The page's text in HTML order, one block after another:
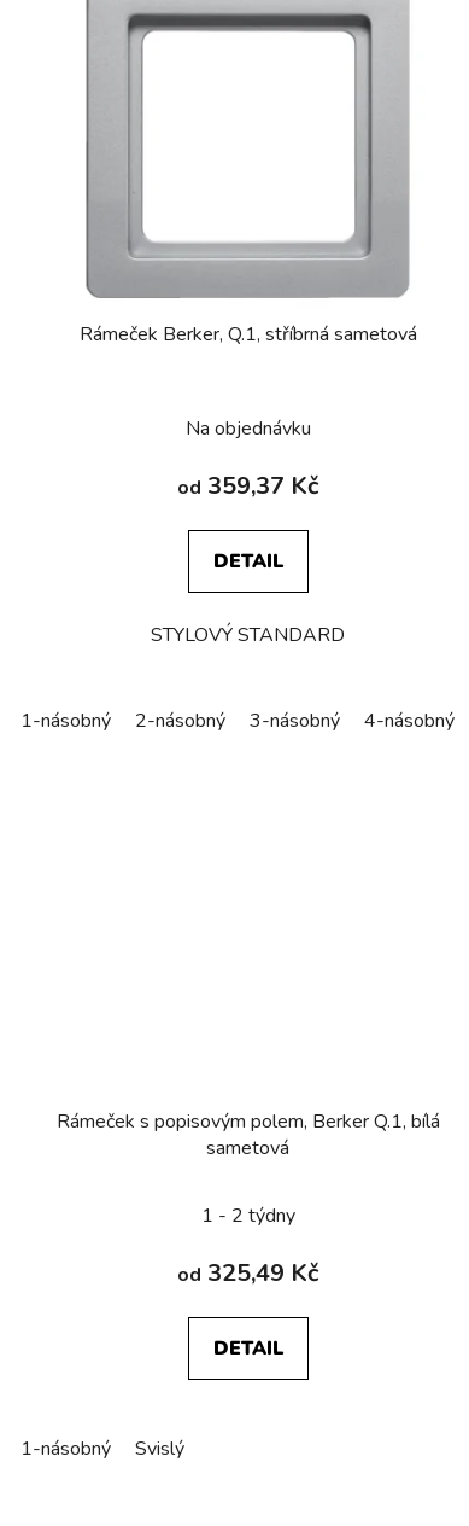
5-násobný
Rámeček Berker, Q.1, stříbrná sametová
Na objednávku
od 359,37 Kč
DETAIL
STYLOVÝ STANDARD
1-násobný 2-násobný 3-násobný 4-násobný
Rámeček s popisovým polem, Berker Q.1, bílá
sametová
1 - 2 týdny
od 325,49 Kč
DETAIL
1-násobný Svislý